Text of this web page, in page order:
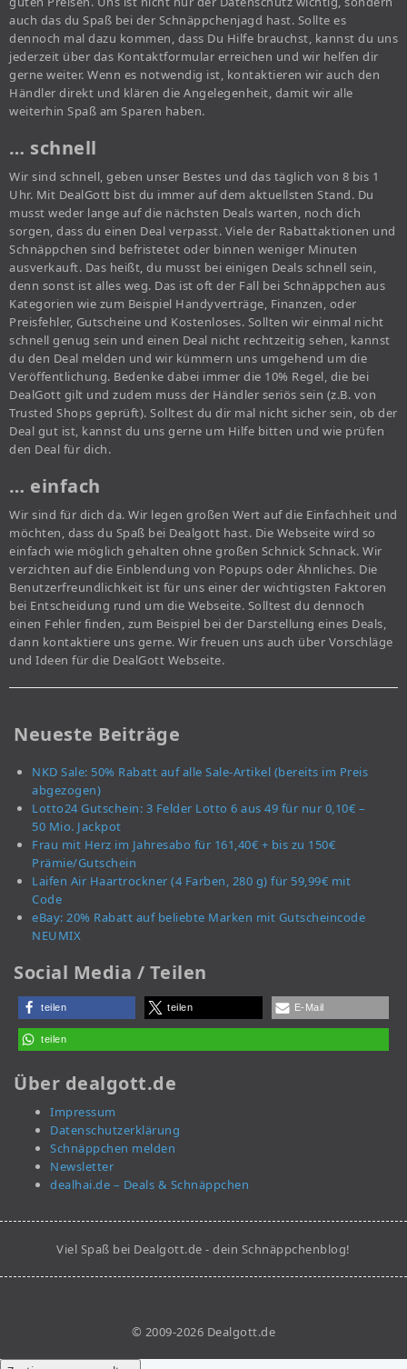
auch das du Spaß bei der Schnäppchenjagd hast. Sollte es
dennoch mal dazu kommen, dass Du Hilfe brauchst, kannst du uns
jederzeit über das Kontaktformular erreichen und wir helfen dir
gerne weiter. Wenn es notwendig ist, kontaktieren wir auch den
Händler direkt und klären die Angelegenheit, damit wir alle
weiterhin Spaß am Sparen haben.
… schnell
Wir sind schnell, geben unser Bestes und das täglich von 8 bis 1
Uhr. Mit DealGott bist du immer auf dem aktuellsten Stand. Du
musst weder lange auf die nächsten Deals warten, noch dich
sorgen, dass du einen Deal verpasst. Viele der Rabattaktionen und
Schnäppchen sind befristetet oder binnen weniger Minuten
ausverkauft. Das heißt, du musst bei einigen Deals schnell sein,
denn sonst ist alles weg. Das ist oft der Fall bei Schnäppchen aus
Kategorien wie zum Beispiel Handyverträge, Finanzen, oder
Preisfehler, Gutscheine und Kostenloses. Sollten wir einmal nicht
schnell genug sein und einen Deal nicht rechtzeitig sehen, kannst
du den Deal melden und wir kümmern uns umgehend um die
Veröffentlichung. Bedenke dabei immer die 10% Regel, die bei
DealGott gilt und zudem muss der Händler seriös sein (z.B. von
Trusted Shops geprüft). Solltest du dir mal nicht sicher sein, ob der
Deal gut ist, kannst du uns gerne um Hilfe bitten und wie prüfen
den Deal für dich.
… einfach
Wir sind für dich da. Wir legen großen Wert auf die Einfachheit und
möchten, dass du Spaß bei Dealgott hast. Die Webseite wird so
einfach wie möglich gehalten ohne großen Schnick Schnack. Wir
verzichten auf die Einblendung von Popups oder Ähnliches. Die
Benutzerfreundlichkeit ist für uns einer der wichtigsten Faktoren
bei Entscheidung rund um die Webseite. Solltest du dennoch
einen Fehler finden, zum Beispiel bei der Darstellung eines Deals,
dann kontaktiere uns gerne. Wir freuen uns auch über Vorschläge
und Ideen für die DealGott Webseite.
Neueste Beiträge
NKD Sale: 50% Rabatt auf alle Sale-Artikel (bereits im Preis
abgezogen)
Lotto24 Gutschein: 3 Felder Lotto 6 aus 49 für nur 0,10€ –
50 Mio. Jackpot
Frau mit Herz im Jahresabo für 161,40€ + bis zu 150€
Prämie/Gutschein
Laifen Air Haartrockner (4 Farben, 280 g) für 59,99€ mit
Code
eBay: 20% Rabatt auf beliebte Marken mit Gutscheincode
NEUMIX
Social Media / Teilen
teilen teilen E-Mail
teilen
Über dealgott.de
Impressum
Datenschutzerklärung
Schnäppchen melden
Newsletter
dealhai.de – Deals & Schnäppchen
Viel Spaß bei Dealgott.de - dein Schnäppchenblog!
© 2009-2026 Dealgott.de